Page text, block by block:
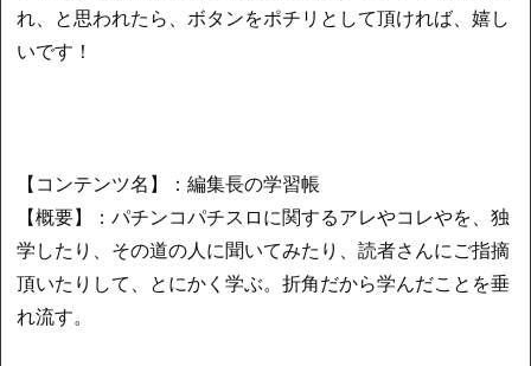
れ、と思われたら、ボタンをポチリとして頂ければ、嬉し
いです！
【コンテンツ名】：編集長の学習帳
【概要】：パチンコパチスロに関するアレやコレやを、独
学したり、その道の人に聞いてみたり、読者さんにご指摘
頂いたりして、とにかく学ぶ。折角だから学んだことを垂
れ流す。